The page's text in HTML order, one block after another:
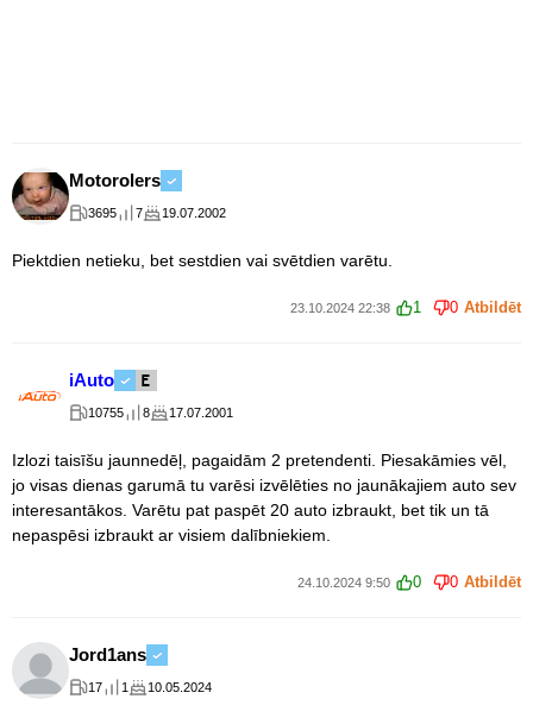
Motorolers
3695 7 19.07.2002
Piektdien netieku, bet sestdien vai svētdien varētu.
23.10.2024 22:38 1 0 Atbildēt
iAuto
10755 8 17.07.2001
Izlozi taisīšu jaunnedēļ, pagaidām 2 pretendenti. Piesakāmies vēl,
jo visas dienas garumā tu varēsi izvēlēties no jaunākajiem auto sev
interesantākos. Varētu pat paspēt 20 auto izbraukt, bet tik un tā
nepaspēsi izbraukt ar visiem dalībniekiem.
24.10.2024 9:50 0 0 Atbildēt
Jord1ans
17 1 10.05.2024